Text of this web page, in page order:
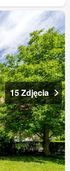
15 Zdjęcia